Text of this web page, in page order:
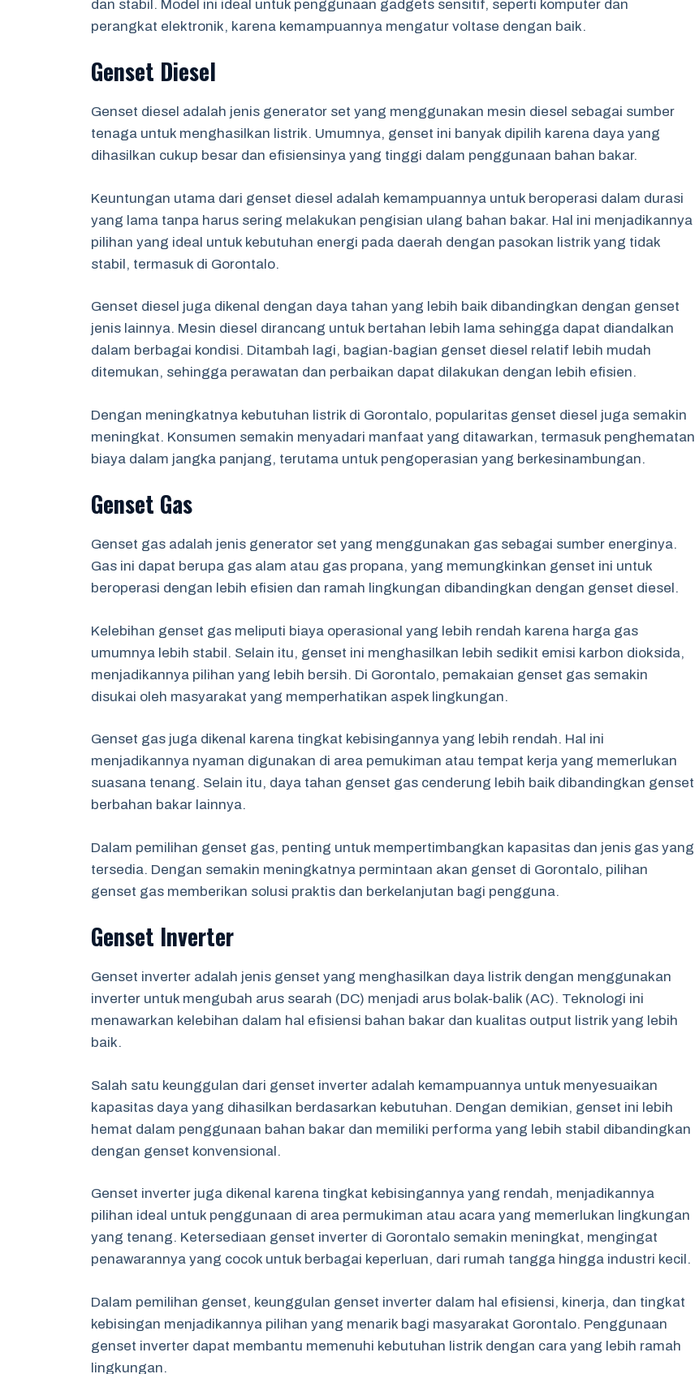
dan stabil. Model ini ideal untuk penggunaan gadgets sensitif, seperti komputer dan
perangkat elektronik, karena kemampuannya mengatur voltase dengan baik.
Genset Diesel
Genset diesel adalah jenis generator set yang menggunakan mesin diesel sebagai sumber
tenaga untuk menghasilkan listrik. Umumnya, genset ini banyak dipilih karena daya yang
dihasilkan cukup besar dan efisiensinya yang tinggi dalam penggunaan bahan bakar.
Keuntungan utama dari genset diesel adalah kemampuannya untuk beroperasi dalam durasi
yang lama tanpa harus sering melakukan pengisian ulang bahan bakar. Hal ini menjadikannya
pilihan yang ideal untuk kebutuhan energi pada daerah dengan pasokan listrik yang tidak
stabil, termasuk di Gorontalo.
Genset diesel juga dikenal dengan daya tahan yang lebih baik dibandingkan dengan genset
jenis lainnya. Mesin diesel dirancang untuk bertahan lebih lama sehingga dapat diandalkan
dalam berbagai kondisi. Ditambah lagi, bagian-bagian genset diesel relatif lebih mudah
ditemukan, sehingga perawatan dan perbaikan dapat dilakukan dengan lebih efisien.
Dengan meningkatnya kebutuhan listrik di Gorontalo, popularitas genset diesel juga semakin
meningkat. Konsumen semakin menyadari manfaat yang ditawarkan, termasuk penghematan
biaya dalam jangka panjang, terutama untuk pengoperasian yang berkesinambungan.
Genset Gas
Genset gas adalah jenis generator set yang menggunakan gas sebagai sumber energinya.
Gas ini dapat berupa gas alam atau gas propana, yang memungkinkan genset ini untuk
beroperasi dengan lebih efisien dan ramah lingkungan dibandingkan dengan genset diesel.
Kelebihan genset gas meliputi biaya operasional yang lebih rendah karena harga gas
umumnya lebih stabil. Selain itu, genset ini menghasilkan lebih sedikit emisi karbon dioksida,
menjadikannya pilihan yang lebih bersih. Di Gorontalo, pemakaian genset gas semakin
disukai oleh masyarakat yang memperhatikan aspek lingkungan.
Genset gas juga dikenal karena tingkat kebisingannya yang lebih rendah. Hal ini
menjadikannya nyaman digunakan di area pemukiman atau tempat kerja yang memerlukan
suasana tenang. Selain itu, daya tahan genset gas cenderung lebih baik dibandingkan genset
berbahan bakar lainnya.
Dalam pemilihan genset gas, penting untuk mempertimbangkan kapasitas dan jenis gas yang
tersedia. Dengan semakin meningkatnya permintaan akan genset di Gorontalo, pilihan
genset gas memberikan solusi praktis dan berkelanjutan bagi pengguna.
Genset Inverter
Genset inverter adalah jenis genset yang menghasilkan daya listrik dengan menggunakan
inverter untuk mengubah arus searah (DC) menjadi arus bolak-balik (AC). Teknologi ini
menawarkan kelebihan dalam hal efisiensi bahan bakar dan kualitas output listrik yang lebih
baik.
Salah satu keunggulan dari genset inverter adalah kemampuannya untuk menyesuaikan
kapasitas daya yang dihasilkan berdasarkan kebutuhan. Dengan demikian, genset ini lebih
hemat dalam penggunaan bahan bakar dan memiliki performa yang lebih stabil dibandingkan
dengan genset konvensional.
Genset inverter juga dikenal karena tingkat kebisingannya yang rendah, menjadikannya
pilihan ideal untuk penggunaan di area permukiman atau acara yang memerlukan lingkungan
yang tenang. Ketersediaan genset inverter di Gorontalo semakin meningkat, mengingat
penawarannya yang cocok untuk berbagai keperluan, dari rumah tangga hingga industri kecil.
Dalam pemilihan genset, keunggulan genset inverter dalam hal efisiensi, kinerja, dan tingkat
kebisingan menjadikannya pilihan yang menarik bagi masyarakat Gorontalo. Penggunaan
genset inverter dapat membantu memenuhi kebutuhan listrik dengan cara yang lebih ramah
lingkungan.